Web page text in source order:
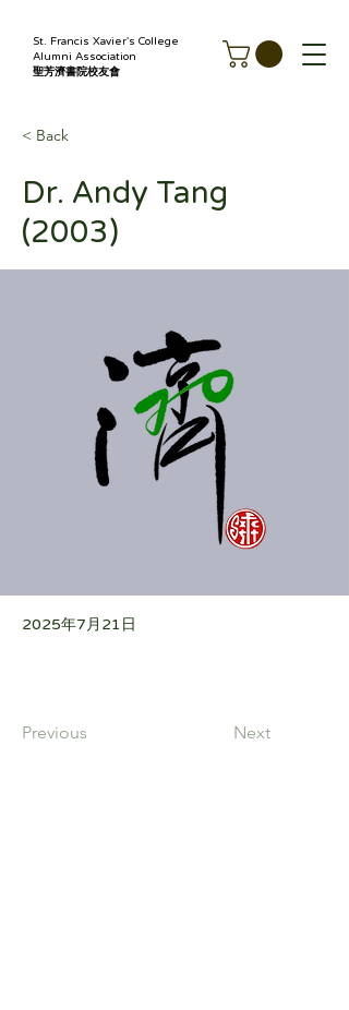
St. Francis Xavier's College
Alumni Association
聖芳濟書院校友會
< Back
Dr. Andy Tang
(2003)
2025年7月21日
Previous Next